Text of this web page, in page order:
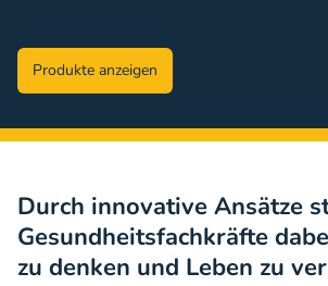
Produkte anzeigen
Durch innovative Ansätze
Gesundheitsfachkräfte
zu denken und Leben zu